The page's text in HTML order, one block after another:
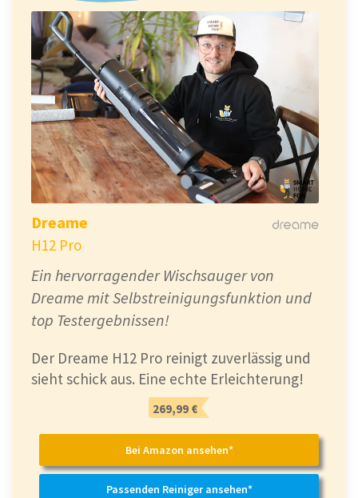
Dreame
H12 Pro
Ein hervorragender Wischsauger von
Dreame mit Selbstreinigungsfunktion und
top Testergebnissen!
Der Dreame H12 Pro reinigt zuverlässig und
sieht schick aus. Eine echte Erleichterung!
269,99 €
Bei Amazon ansehen*
Passenden Reiniger ansehen*